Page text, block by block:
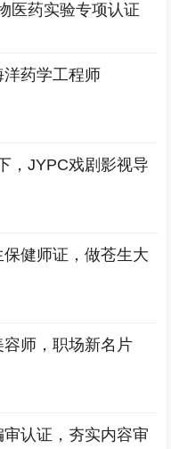
医药实验专项认证
药学工程师
，JYPC戏剧影视导
健师证，做苍生大
师，职场新名片
认证，夯实内容审